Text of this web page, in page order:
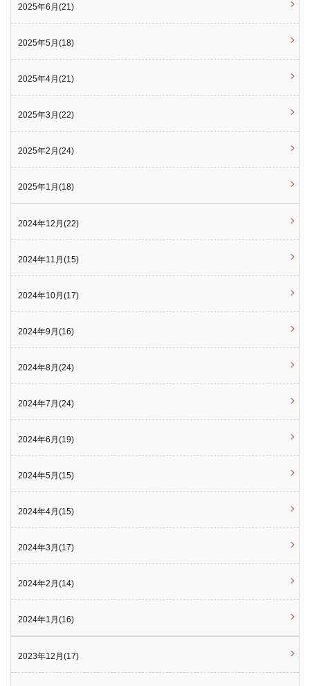
2025年6月(21)
2025年5月(18)
2025年4月(21)
2025年3月(22)
2025年2月(24)
2025年1月(18)
2024年12月(22)
2024年11月(15)
2024年10月(17)
2024年9月(16)
2024年8月(24)
2024年7月(24)
2024年6月(19)
2024年5月(15)
2024年4月(15)
2024年3月(17)
2024年2月(14)
2024年1月(16)
2023年12月(17)